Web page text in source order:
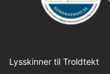
Lysskinner til Troldtekt